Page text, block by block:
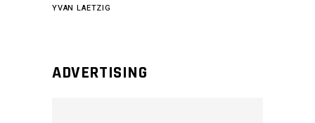
YVAN LAETZIG
ADVERTISING